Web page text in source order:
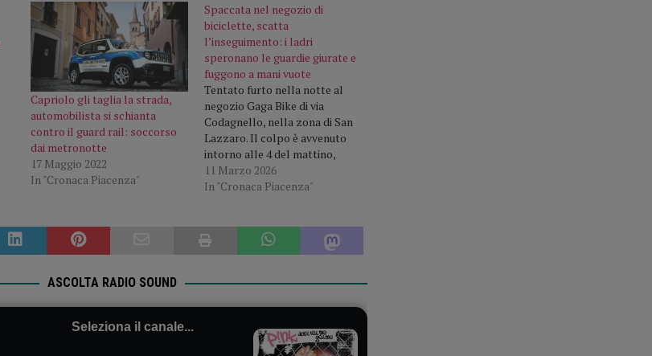
Capriolo gli taglia la strada,
automobilista si schianta
contro il guard rail: soccorso
dai metronotte
17 Maggio 2022
In "Cronaca Piacenza"
Spaccata nel negozio di
biciclette, scatta
l’inseguimento: i ladri
speronano le guardie giurate e
fuggono a mani vuote
Tentato furto nella notte al
negozio Gaga Bike di via
Codagnello, nella zona di San
Lazzaro. Il colpo è avvenuto
intorno alle 4 del mattino,
quando alcuni malviventi hanno
forzato la saracinesca
vendita. Una volta dentro
hanno iniziato ad arraffare
caricandole…
11 Marzo 2026
In "Cronaca Piacenza"
ASCOLTA RADIO SOUND
Seleziona il canale...